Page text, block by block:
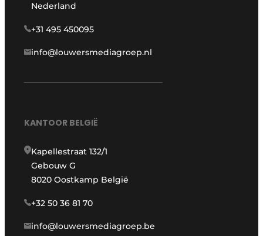
Nederland
+31 495 450095
info@louwersmediagroep.nl
KANTOOR BELGIË
Kapellestraat 132/1
Gebouw G
8020 Oostkamp België
+32 50 36 81 70
info@louwersmediagroep.be